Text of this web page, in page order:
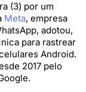
(3) por um
Meta, empresa
adotou,
para rastrear
Android.
2017 pelo